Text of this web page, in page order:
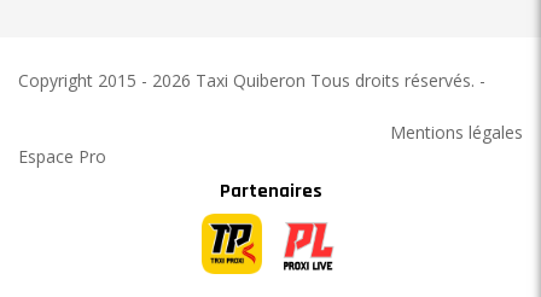
Copyright 2015 - 2026 Taxi Quiberon Tous droits réservés. -
Mentions légales
Espace Pro
Partenaires